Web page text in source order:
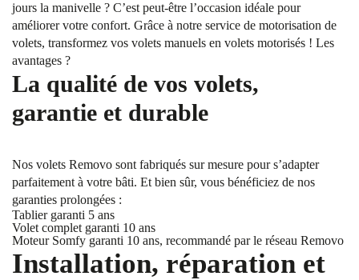
jours la manivelle ? C’est peut-être l’occasion idéale pour
améliorer votre confort. Grâce à notre service de motorisation de
volets, transformez vos volets manuels en volets motorisés ! Les
avantages ?
La qualité de vos volets,
garantie et durable
Nos volets Removo sont fabriqués sur mesure pour s’adapter
parfaitement à votre bâti. Et bien sûr, vous bénéficiez de nos
garanties prolongées :
Tablier garanti 5 ans
Volet complet garanti 10 ans
Moteur Somfy garanti 10 ans, recommandé par le réseau Removo
Installation, réparation et